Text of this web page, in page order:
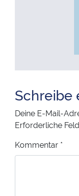
Schreibe
Deine E-Mail-
Erforderliche
Kommentar *